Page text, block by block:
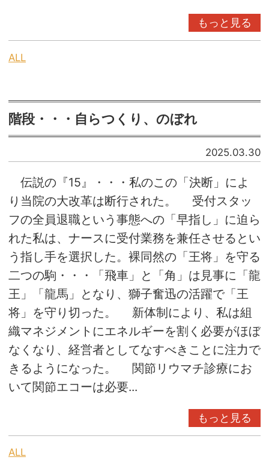
もっと見る
ALL
階段・・・自らつくり、のぼれ
2025.03.30
伝説の『15』・・・私のこの「決断」によ
り当院の大改革は断行された。 受付スタッ
フの全員退職という事態への「早指し」に迫ら
れた私は、ナースに受付業務を兼任させるとい
う指し手を選択した。裸同然の「王将」を守る
二つの駒・・・「飛車」と「角」は見事に「龍
王」「龍馬」となり、獅子奮迅の活躍で「王
将」を守り切った。 新体制により、私は組
織マネジメントにエネルギーを割く必要がほぼ
なくなり、経営者としてなすべきことに注力で
きるようになった。 関節リウマチ診療にお
いて関節エコーは必要...
もっと見る
ALL